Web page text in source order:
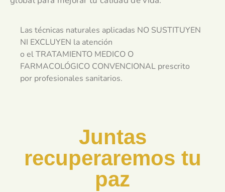
Las técnicas naturales aplicadas NO SUSTITUYEN
NI EXCLUYEN la atención
o el TRATAMIENTO MEDICO O
FARMACOLÓGICO CONVENCIONAL prescrito
por profesionales sanitarios.
Juntas
recuperaremos tu
paz